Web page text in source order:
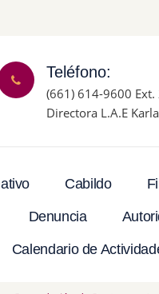
Teléfono:
(661) 614-9600 Ext.
Directora L.A.E
Cabildo
Denuncia
Calendario de